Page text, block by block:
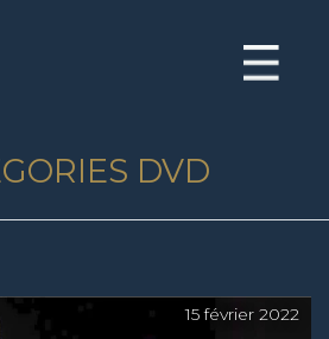
DVD
15 février 2022